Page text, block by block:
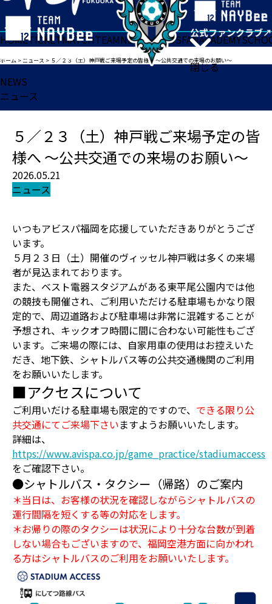
閉じる
HOMETICKETMATCHTEAMNEWSGOODSFANACADEMY
ホーム >ニュース > ５／２３（土）神戸戦ご来場予定の皆様へ ～公共交通での来場のお願い～
NEWS
ニュース
５／２３（土）神戸戦ご来場予定の皆
様へ ～公共交通での来場のお願い～
2026.05.21
ニュース
いつもアビスパ福岡を応援していただきありがとうござ
います。
５月２３日（土）開催のヴィッセル神戸戦は多くの来場
者が見込まれております。
また、ベスト電器スタジアムがある東平尾公園内では他
の競技も開催され、ご利用いただける駐車場もかなり限
定的で、周辺道路および駐車場は非常に混雑することが
予想され、キックオフ時間に間に合わない可能性もござ
います。ご来場の際には、自家用車の使用はお控えいた
だき、地下鉄、シャトルバス等の公共交通機関のご利用
をお願いいたします。
■アクセスについて
ご利用いだける駐車場も限定的ですので、 できる限り公
共交通にてご来場下さいますようお願いいたします。
詳細は、
https://www.avispa.co.jp/game_practice/stadiumaccess
をご確認下さい。
●シャトルバス・タクシー（帰路）のご案内
＊当日は、お客様の状況を確認しながらシャトルバスの
運行間隔を短くする等の対応をします。
＊お帰りの際のタクシーは状況により十分な台数が到着
しない場合もございますので、福岡空港方面に向かわれ
る方はシャトルバスのご利用をお願いいたします。